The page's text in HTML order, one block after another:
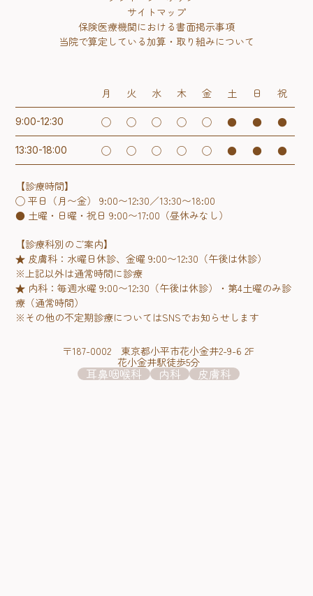
サイトマップ
保険医療機関における書面掲示事項
当院で算定している加算・取り組みについて
月 火 水 木 金 土 日 祝
9:00-12:30 ◯ ◯ ◯ ◯ ◯ ● ● ●
13:30-18:00 ◯ ◯ ◯ ◯ ◯ ● ● ●
【診療時間】
◯ 平日（月〜金） 9:00〜12:30／13:30〜18:00
● 土曜・日曜・祝日 9:00〜17:00（昼休みなし）
【診療科別のご案内】
★ 皮膚科：水曜日休診、金曜 9:00〜12:30（午後は休診）
※上記以外は通常時間に診療
★ 内科：毎週水曜 9:00〜12:30（午後は休診）・第4土曜のみ診
療（通常時間）
※その他の不定期診療についてはSNSでお知らせします
〒187-0002 東京都小平市花小金井2-9-6 2F
花小金井駅徒歩5分
耳鼻咽喉科 内科 皮膚科